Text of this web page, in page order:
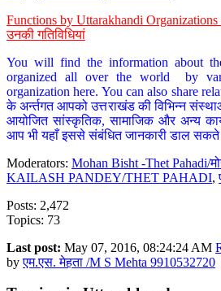
Functions by Uttarakhandi Organizations
उनकी गतिविधियां
You will find the information about
organized all over the world by
organization here. You can also share
के अर्न्तगत आपको उत्तराखंड की विभिन्न संस्थाओ
आयोजित सांस्कृतिक, सामाजिक और अन्य
आप भी यहाँ इससे संबंधित जानकारी डाल
Moderators: Mohan Bisht -Thet Pahadi/
KAILASH PANDEY/THET PAHADI,
Posts: 2,472
Topics: 73
Last post: May 07, 2016, 08:24:24 AM
byएम.एस. मेहता /M S Mehta 9910532720